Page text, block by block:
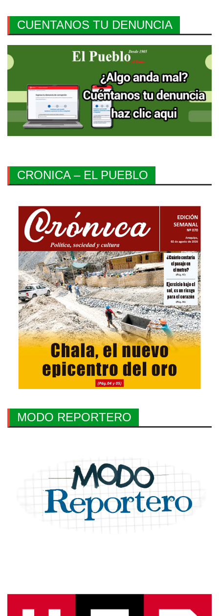
CUENTANOS TU DENUNCIA
CRONICA – EL PUEBLO
MODO REPORTERO